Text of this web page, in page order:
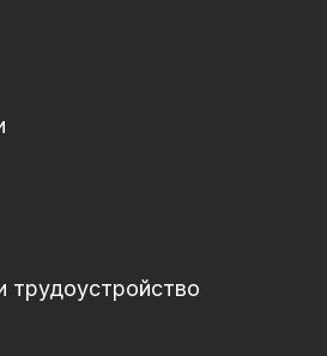
трудоустройство